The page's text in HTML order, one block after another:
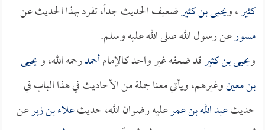
كثير، ويحيى بن كثيرضعيف الحديث جداً، تفرد بهذا الحديث عن
مسورعن رسول الله صلى الله عليه وسلم.
ويحيى بن كثيرقد ضعفه غير واحد كالإمامأحمدرحمه الله، ويحيى
بن معينوغيرهم، ويأتي معنا جملة من الأحاديث في هذا الباب في
حديثعبد الله بن عمرعليه رضوان الله، حديثعلاء بن زبرعن